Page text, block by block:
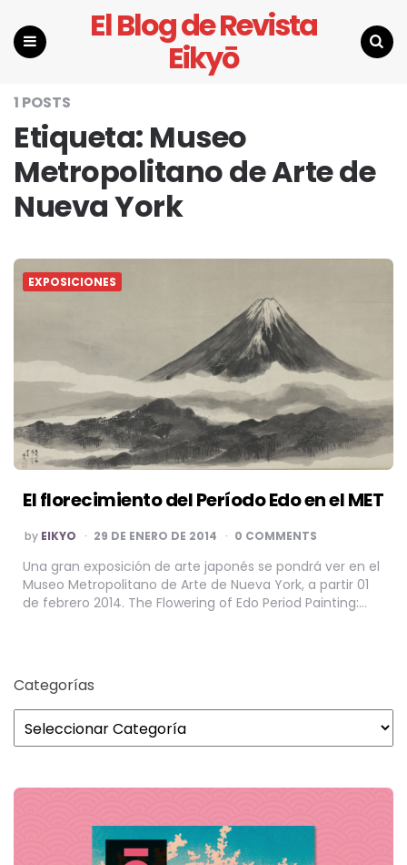
El Blog de Revista
Eikyō
1 POSTS
Etiqueta: Museo
Metropolitano de Arte de
Nueva York
EXPOSICIONES
El florecimiento del Período Edo en el MET
POSTED
BY
by EIKYO 29 DE ENERO DE 2014 0 COMMENTS
Una gran exposición de arte japonés se pondrá ver en el
Museo Metropolitano de Arte de Nueva York, a partir 01
de febrero 2014. The Flowering of Edo Period Painting:…
Categorías